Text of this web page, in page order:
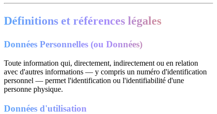
Définitions et références légales
Données Personnelles (ou Données)
Toute information qui, directement, indirectement ou en relation
avec d'autres informations — y compris un numéro d'identification
personnel — permet l'identification ou l'identifiabilité d'une
personne physique.
Données d'utilisation